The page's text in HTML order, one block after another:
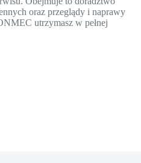
oraz przeglądy i naprawy
utrzymasz w pełnej